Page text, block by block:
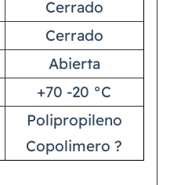
Cerrado
Cerrado
Abierta
+70 -20 °C
Polipropileno
Copolimero ?